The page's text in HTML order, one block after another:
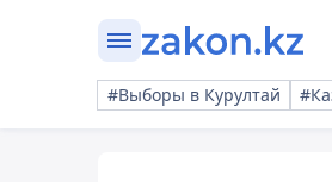
#Выборы в Курултай